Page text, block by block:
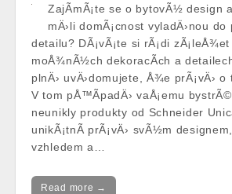
ZajÃ­mÃ¡te se o bytovÃ½ design
mÄ›li domÃ¡cnost vyladÄ›nou do
detailu? DÃ¡vÃ¡te si rÃ¡di zÃ¡leÅ¾et
moÅ¾nÃ½ch dekoracÃ­ch a
plnÄ› uvÄ›domujete, Å¾e prÃ¡vÄ›
V tom pÅ™Ã­padÄ› vaÅ¡emu
neunikly produkty od Schneider
unikÃ¡tnÃ­ prÃ¡vÄ› svÃ½m
vzhledem a…
Read more →